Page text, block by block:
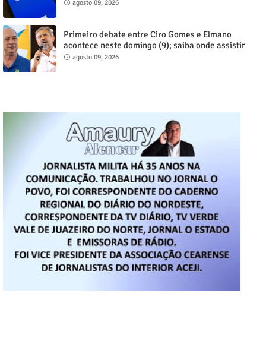
agosto 09, 2026
Primeiro debate entre Ciro Gomes e Elmano
acontece neste domingo (9); saiba onde assistir
agosto 09, 2026